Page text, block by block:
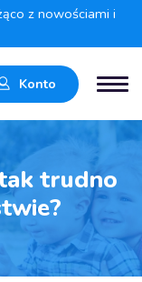
z nowościami i
Konto
trudno